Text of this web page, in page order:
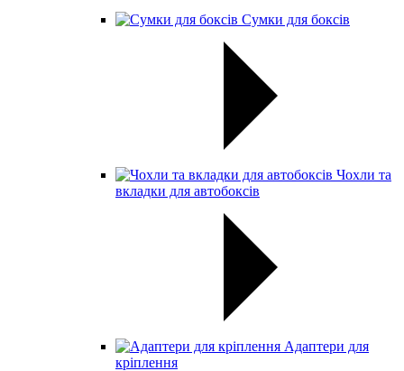
Сумки для боксів
Чохли та
вкладки для автобоксів
Адаптери для
кріплення